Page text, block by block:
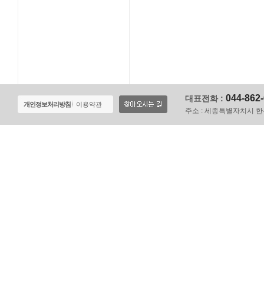
개인정보처리방침 이용약관
대표전화 : 044-
주소 : 세종특별자치시